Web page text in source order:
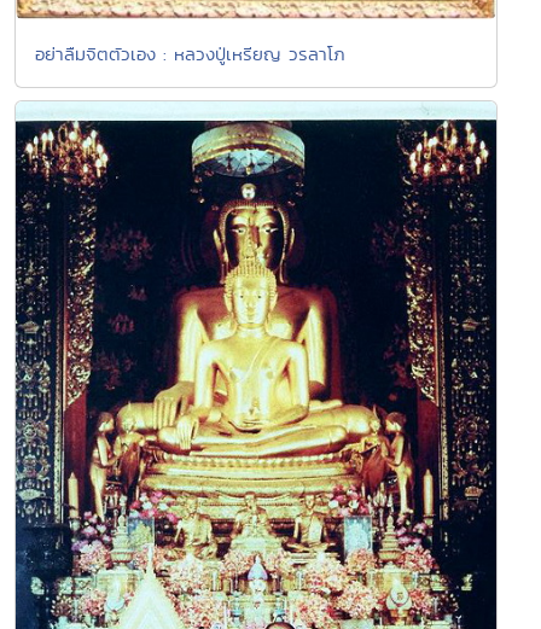
อย่าลืมจิตตัวเอง : หลวงปู่เหรียญ วรลาโภ